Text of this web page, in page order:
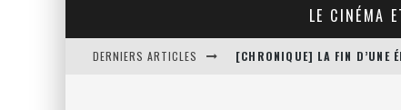
LE CINÉMA
DERNIERS ARTICLES [CHRONIQUE] LA FIN D’UNE